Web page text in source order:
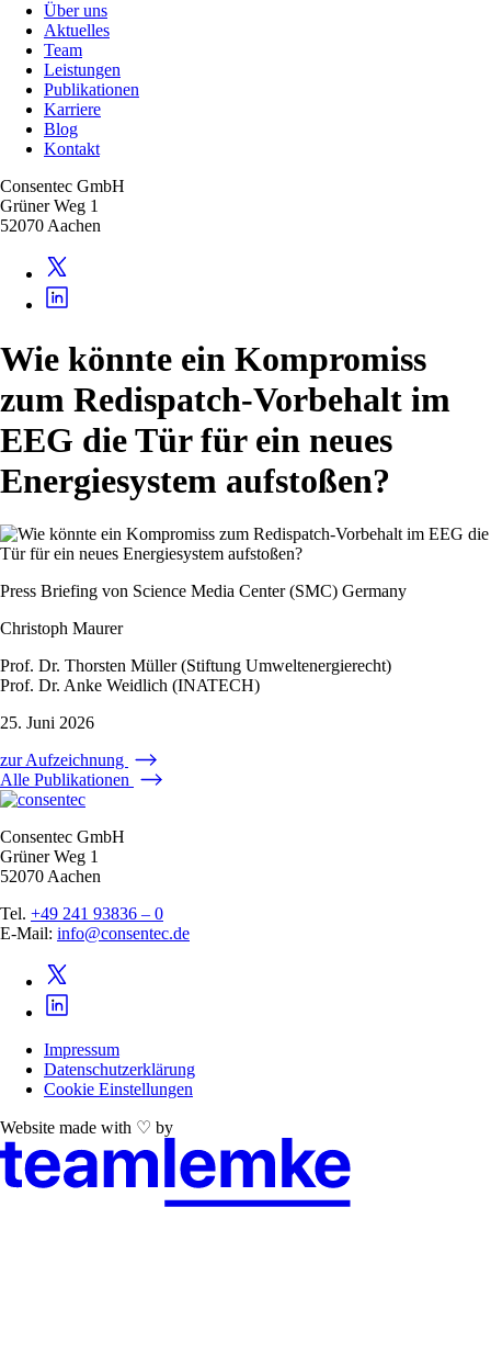
Über uns
Aktuelles
Team
Leistungen
Publikationen
Karriere
Blog
Kontakt
Consentec GmbH
Grüner Weg 1
52070 Aachen
Wie könnte ein Kompromiss
zum Redispatch-Vorbehalt im
EEG die Tür für ein neues
Energiesystem aufstoßen?
Press Briefing von Science Media Center (SMC) Germany
Christoph Maurer
Prof. Dr. Thorsten Müller (Stiftung Umweltenergierecht)
Prof. Dr. Anke Weidlich (INATECH)
25. Juni 2026
zur Aufzeichnung
Alle Publikationen
Consentec GmbH
Grüner Weg 1
52070 Aachen
Tel. +49 241 93836 – 0
E-Mail: info@consentec.de
Impressum
Datenschutzerklärung
Cookie Einstellungen
Website made with ♡ by